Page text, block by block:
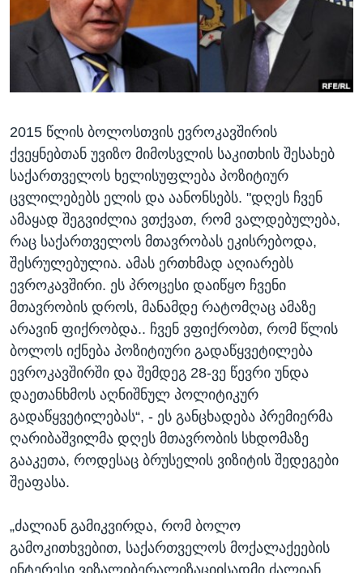
ᲡᲢᲣᲓᲘᲐ ᲕᲐᲨᲘᲜᲒᲢᲝᲜᲘ
ᲔᲙᲝᲜᲝᲛᲘᲙᲐ
ᲯᲐᲜᲛᲠᲗᲔᲚᲝᲑᲐ
ᲛᲔᲪᲜᲘᲔᲠᲔᲑᲐ
ᲙᲣᲚᲢᲣᲠᲐ
ᲒᲐᲚᲘᲚᲔᲝ
ᲓᲔᲖᲘᲜᲤᲝᲠᲛᲐᲪᲘᲐ
Learning English
ᲗᲕᲐᲚᲘ ᲒᲕᲐᲓᲔᲕᲜᲔᲗ
ენები
2015 წლის ბოლოსთვის ევროკავშირის
ქვეყნებთან უვიზო მიმოსვლის საკითხის შესახებ
საქართველოს ხელისუფლება პოზიტიურ
ცვლილებებს ელის და აანონსებს. "დღეს ჩვენ
ამაყად შეგვიძლია ვთქვათ, რომ ვალდებულება,
რაც საქართველოს მთავრობას ეკისრებოდა,
შესრულებულია. ამას ერთხმად აღიარებს
ევროკავშირი. ეს პროცესი დაიწყო ჩვენი
მთავრობის დროს, მანამდე რატომღაც ამაზე
არავინ ფიქრობდა.. ჩვენ ვფიქრობთ, რომ წლის
ბოლოს იქნება პოზიტიური გადაწყვეტილება
ევროკავშირში და შემდეგ 28-ვე წევრი უნდა
დაეთანხმოს აღნიშნულ პოლიტიკურ
გადაწყვეტილებას“, - ეს განცხადება პრემიერმა
ღარიბაშვილმა დღეს მთავრობის სხდომაზე
გააკეთა, როდესაც ბრუსელის ვიზიტის შედეგები
შეაფასა.
„ძალიან გამიკვირდა, რომ ბოლო
გამოკითხვებით, საქართველოს მოქალაქეების